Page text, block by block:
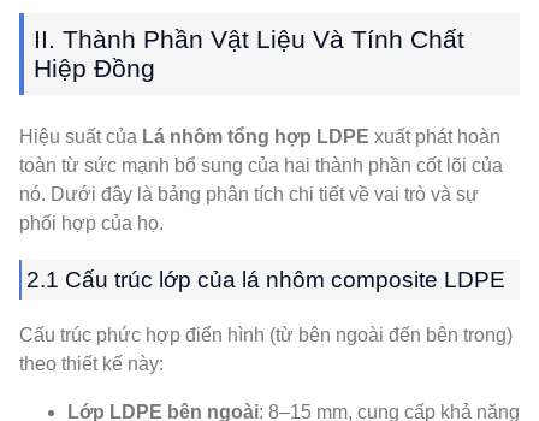
II. Thành Phần Vật Liệu Và Tính Chất
Hiệp Đồng
Hiệu suất của Lá nhôm tổng hợp LDPE xuất phát hoàn
toàn từ sức mạnh bổ sung của hai thành phần cốt lõi của
nó. Dưới đây là bảng phân tích chi tiết về vai trò và sự
phối hợp của họ.
2.1 Cấu trúc lớp của lá nhôm composite LDPE
Cấu trúc phức hợp điển hình (từ bên ngoài đến bên trong)
theo thiết kế này:
Lớp LDPE bên ngoài: 8–15 mm, cung cấp khả năng